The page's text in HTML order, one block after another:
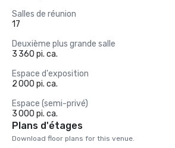
Salles de réunion
17
Deuxième plus grande salle
3 360 pi. ca.
Espace d'exposition
2 000 pi. ca.
Espace (semi-privé)
3 000 pi. ca.
Plans d'étages
Download floor plans for this venue.